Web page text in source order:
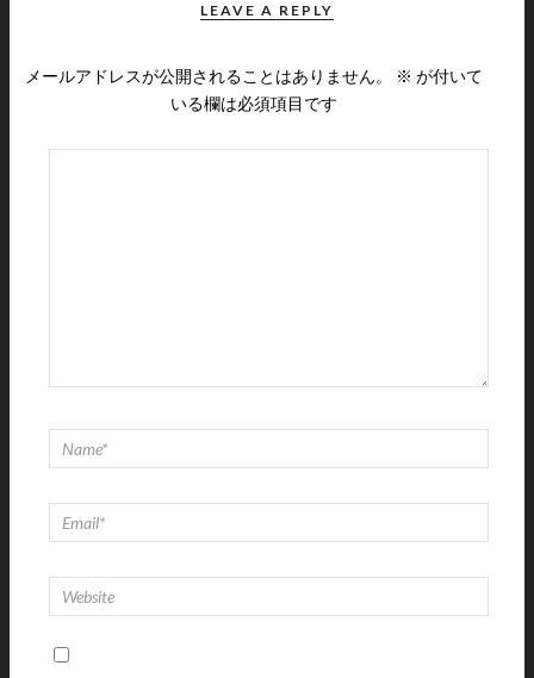
LEAVE A REPLY
メールアドレスが公開されることはありません。 ※ が付いて
いる欄は必須項目です